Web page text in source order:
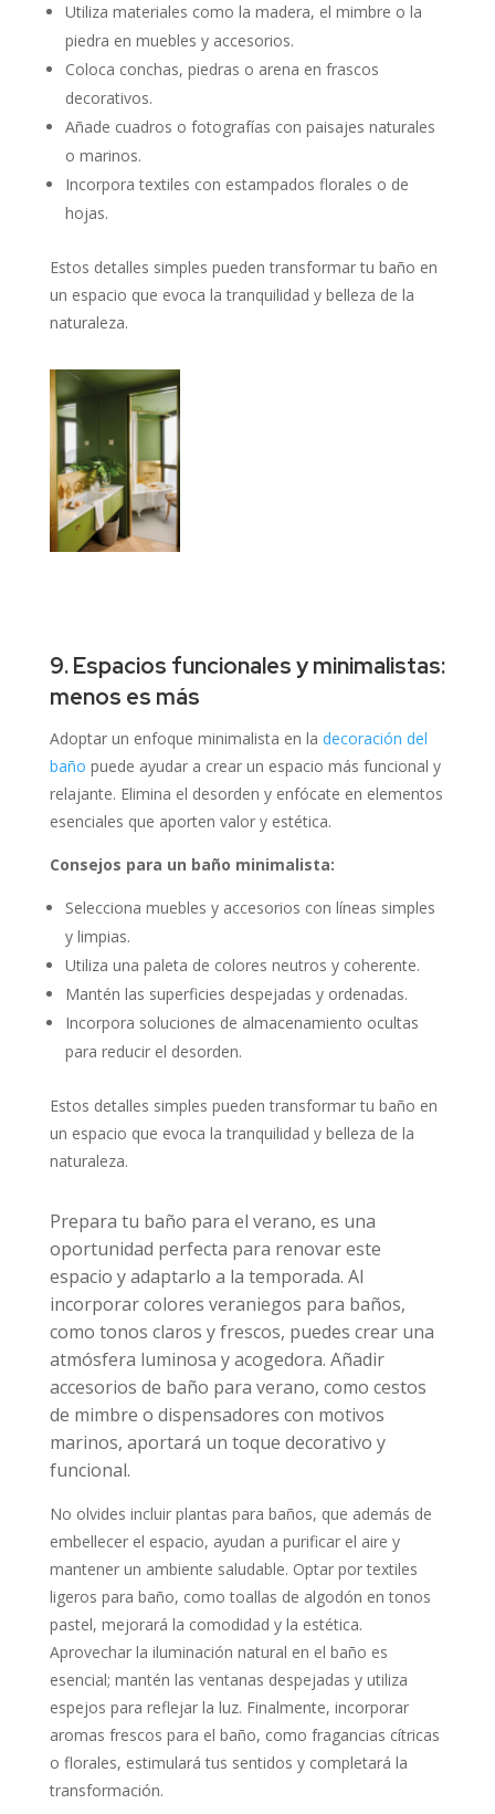
Utiliza materiales como la madera, el mimbre o la
piedra en muebles y accesorios.
Coloca conchas, piedras o arena en frascos
decorativos.
Añade cuadros o fotografías con paisajes naturales
o marinos.
Incorpora textiles con estampados florales o de
hojas.
Estos detalles simples pueden transformar tu baño en
un espacio que evoca la tranquilidad y belleza de la
naturaleza.
9. Espacios funcionales y minimalistas:
menos es más
Adoptar un enfoque minimalista en la decoración del
baño puede ayudar a crear un espacio más funcional y
relajante. Elimina el desorden y enfócate en elementos
esenciales que aporten valor y estética.
Consejos para un baño minimalista:
Selecciona muebles y accesorios con líneas simples
y limpias.
Utiliza una paleta de colores neutros y coherente.
Mantén las superficies despejadas y ordenadas.
Incorpora soluciones de almacenamiento ocultas
para reducir el desorden.
Estos detalles simples pueden transformar tu baño en
un espacio que evoca la tranquilidad y belleza de la
naturaleza.
Prepara tu baño para el verano, es una
oportunidad perfecta para renovar este
espacio y adaptarlo a la temporada. Al
incorporar colores veraniegos para baños,
como tonos claros y frescos, puedes crear una
atmósfera luminosa y acogedora. Añadir
accesorios de baño para verano, como cestos
de mimbre o dispensadores con motivos
marinos, aportará un toque decorativo y
funcional.
No olvides incluir plantas para baños, que además de
embellecer el espacio, ayudan a purificar el aire y
mantener un ambiente saludable. Optar por textiles
ligeros para baño, como toallas de algodón en tonos
pastel, mejorará la comodidad y la estética.
Aprovechar la iluminación natural en el baño es
esencial; mantén las ventanas despejadas y utiliza
espejos para reflejar la luz. Finalmente, incorporar
aromas frescos para el baño, como fragancias cítricas
o florales, estimulará tus sentidos y completará la
transformación.